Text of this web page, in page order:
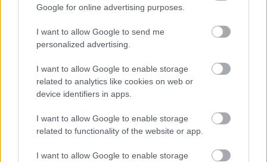
Google for online advertising purposes.
I want to allow Google to send me
personalized advertising.
I want to allow Google to enable storage
related to analytics like cookies on web or
device identifiers in apps.
I want to allow Google to enable storage
related to functionality of the website or app.
I want to allow Google to enable storage
Magnussen 2014-ben második lett első F1-es
futamán, később azonban egyszer sem állt
dobogóra. Leginkább a Haasnál töltött évei miatt
ismert, ahol időnként erős tempót mutatott, és
fontos top ötös eredményeket is szerzett.
André Lotterera 17-es Genesis GMR-001-gyel a
Genesis WEC-belépésének egyik vezéralakja. A